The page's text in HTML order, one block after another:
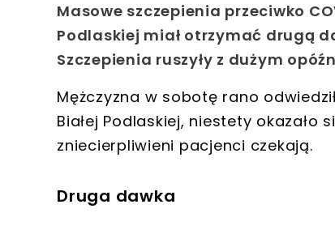
Masowe szczepienia przeciwko
Podlaskiej miał otrzymać drugą
Szczepienia ruszyły z dużym
Mężczyzna w sobotę rano
Białej Podlaskiej, niestety
zniecierpliwieni pacjenci czekają.
Druga dawka